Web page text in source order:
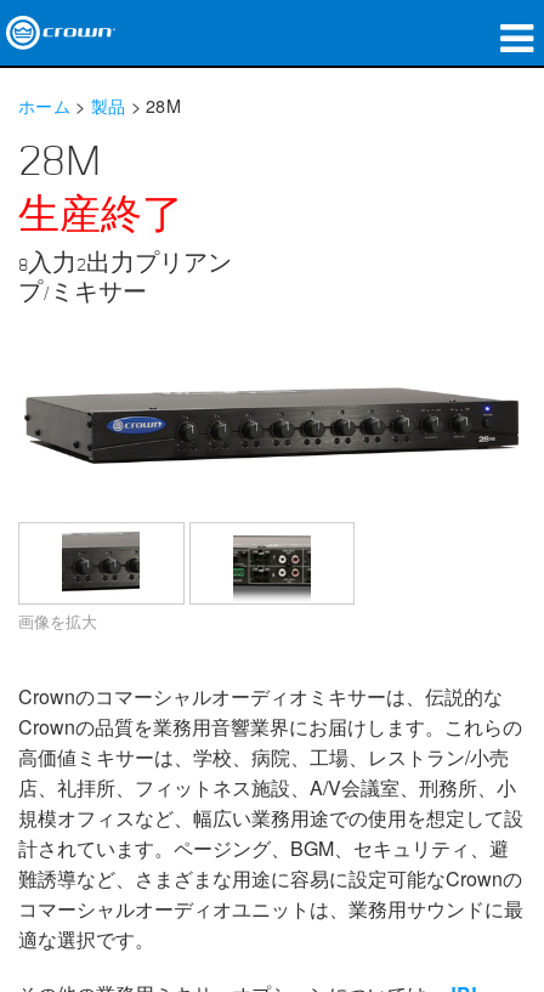
アプリケーション
ネットワークオーディオ
購入先
導入事例
トレーニング
言語/地域
ホーム > 製品 >28M
28M
生産終了
8入力2出力プリアン
プ/ミキサー
画像を拡大
Crownのコマーシャルオーディオミキサーは、伝説的な
Crownの品質を業務用音響業界にお届けします。これらの
高価値ミキサーは、学校、病院、工場、レストラン/小売
店、礼拝所、フィットネス施設、A/V会議室、刑務所、小
規模オフィスなど、幅広い業務用途での使用を想定して設
計されています。ページング、BGM、セキュリティ、避
難誘導など、さまざまな用途に容易に設定可能なCrownの
コマーシャルオーディオユニットは、業務用サウンドに最
適な選択です。